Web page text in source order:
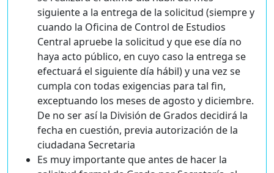
siguiente a la entrega de la solicitud (siempre y
cuando la Oficina de Control de Estudios
Central apruebe la solicitud y que ese día no
haya acto público, en cuyo caso la entrega se
efectuará el siguiente día hábil) y una vez se
cumpla con todas exigencias para tal fin,
exceptuando los meses de agosto y diciembre.
De no ser así la División de Grados decidirá la
fecha en cuestión, previa autorización de la
ciudadana Secretaria
Es muy importante que antes de hacer la